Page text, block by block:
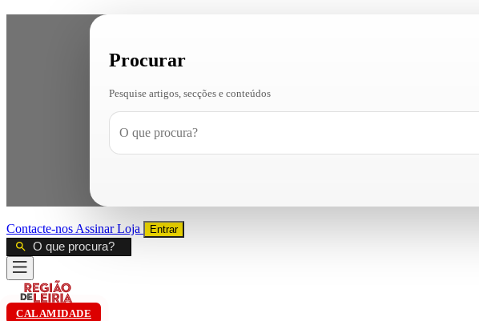
Procurar
Pesquise artigos, secções e conteúdos
Contacte-nos AssinarLoja Entrar
CALAMIDADE